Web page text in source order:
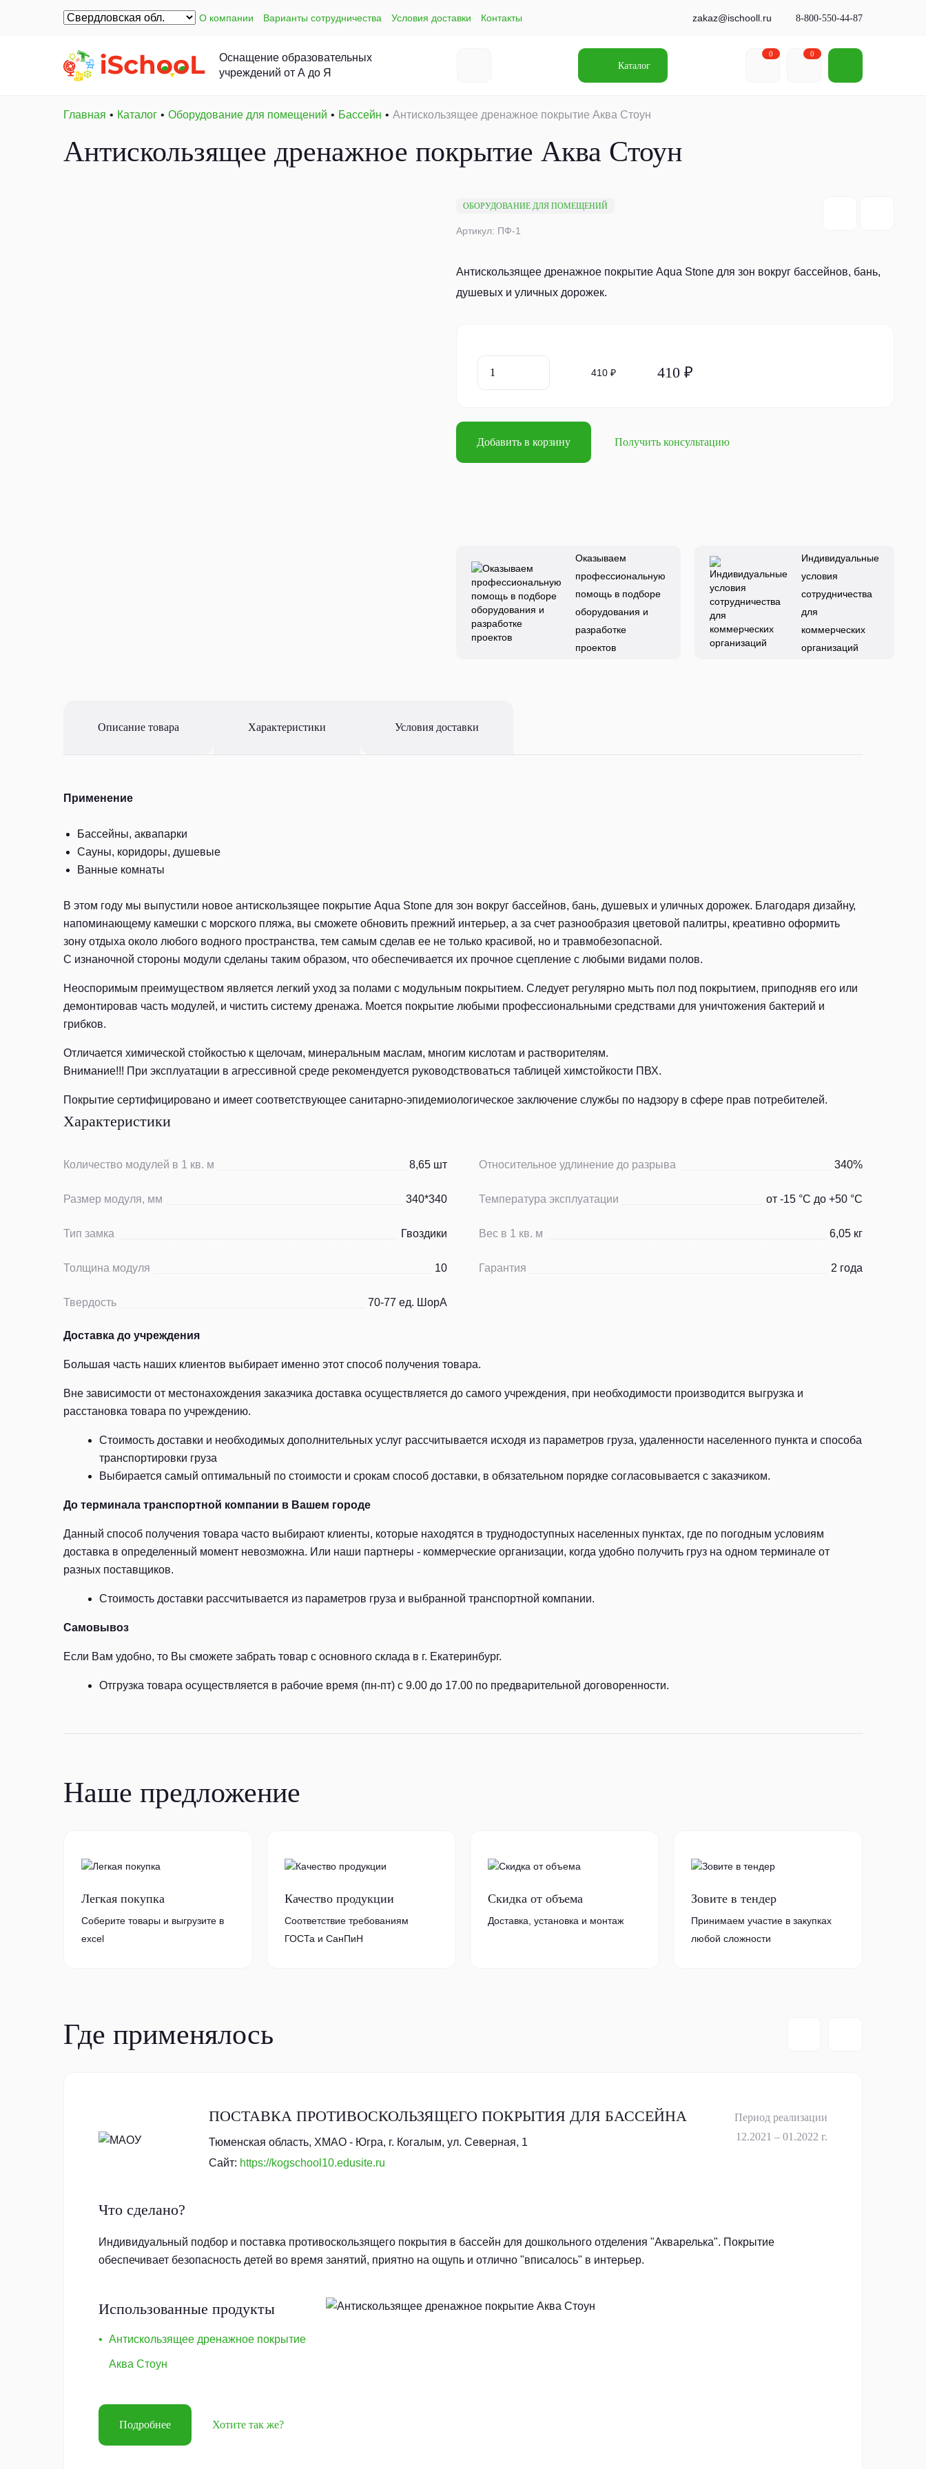
О компании Варианты сотрудничества Условия доставки Контакты zakaz@ischooll.ru 8-800-550-44-87
Оснащение образовательных
учреждений от А до Я
Каталог
0 0
Главная Каталог Оборудование для помещений Бассейн Антискользящее дренажное покрытие Аква Стоун
Антискользящее дренажное покрытие Аква Стоун
ОБОРУДОВАНИЕ ДЛЯ ПОМЕЩЕНИЙ
Артикул: ПФ-1
Антискользящее дренажное покрытие Aqua Stone для зон вокруг бассейнов, бань,
душевых и уличных дорожек.
410 ₽ 410 ₽
Добавить в корзину Получить консультацию
Оказываем
профессиональную
помощь в подборе
оборудования и
разработке
проектов
Индивидуальные
условия
сотрудничества
для
коммерческих
организаций
Описание товара Характеристики Условия доставки
Применение
Бассейны, аквапарки
Сауны, коридоры, душевые
Ванные комнаты
В этом году мы выпустили новое антискользящее покрытие Aqua Stone для зон вокруг бассейнов, бань, душевых и уличных дорожек. Благодаря дизайну,
напоминающему камешки с морского пляжа, вы сможете обновить прежний интерьер, а за счет разнообразия цветовой палитры, креативно оформить
зону отдыха около любого водного пространства, тем самым сделав ее не только красивой, но и травмобезопасной.
С изнаночной стороны модули сделаны таким образом, что обеспечивается их прочное сцепление с любыми видами полов.
Неоспоримым преимуществом является легкий уход за полами с модульным покрытием. Следует регулярно мыть пол под покрытием, приподняв его или
демонтировав часть модулей, и чистить систему дренажа. Моется покрытие любыми профессиональными средствами для уничтожения бактерий и
грибков.
Отличается химической стойкостью к щелочам, минеральным маслам, многим кислотам и растворителям.
Внимание!!! При эксплуатации в агрессивной среде рекомендуется руководствоваться таблицей химстойкости ПВХ.
Покрытие сертифицировано и имеет соответствующее санитарно-эпидемиологическое заключение службы по надзору в сфере прав потребителей.
Характеристики
Количество модулей в 1 кв. м 8,65 шт
Размер модуля, мм 340*340
Тип замка Гвоздики
Толщина модуля 10
Твердость 70-77 ед. ШорА
Относительное удлинение до разрыва 340%
Температура эксплуатации от -15 °С до +50 °С
Вес в 1 кв. м 6,05 кг
Гарантия 2 года
Доставка до учреждения
Большая часть наших клиентов выбирает именно этот способ получения товара.
Вне зависимости от местонахождения заказчика доставка осуществляется до самого учреждения, при необходимости производится выгрузка и
расстановка товара по учреждению.
Стоимость доставки и необходимых дополнительных услуг рассчитывается исходя из параметров груза, удаленности населенного пункта и способа
транспортировки груза
Выбирается самый оптимальный по стоимости и срокам способ доставки, в обязательном порядке согласовывается с заказчиком.
До терминала транспортной компании в Вашем городе
Данный способ получения товара часто выбирают клиенты, которые находятся в труднодоступных населенных пунктах, где по погодным условиям
доставка в определенный момент невозможна. Или наши партнеры - коммерческие организации, когда удобно получить груз на одном терминале от
разных поставщиков.
Стоимость доставки рассчитывается из параметров груза и выбранной транспортной компании.
Самовывоз
Если Вам удобно, то Вы сможете забрать товар с основного склада в г. Екатеринбург.
Отгрузка товара осуществляется в рабочие время (пн-пт) с 9.00 до 17.00 по предварительной договоренности.
Наше предложение
Легкая покупка
Соберите товары и выгрузите в
excel
Качество продукции
Соответствие требованиям
ГОСТа и СанПиН
Скидка от объема
Доставка, установка и монтаж
Зовите в тендер
Принимаем участие в закупках
любой сложности
Где применялось
ПОСТАВКА ПРОТИВОСКОЛЬЗЯЩЕГО ПОКРЫТИЯ ДЛЯ БАССЕЙНА
Тюменская область, ХМАО - Югра, г. Когалым, ул. Северная, 1
Сайт: https://kogschool10.edusite.ru
Период реализации
12.2021 – 01.2022 г.
Что сделано?
Индивидуальный подбор и поставка противоскользящего покрытия в бассейн для дошкольного отделения "Акварелька". Покрытие
обеспечивает безопасность детей во время занятий, приятно на ощупь и отлично "вписалось" в интерьер.
Использованные продукты
Антискользящее дренажное покрытие
Аква Стоун
Подробнее Хотите так же?